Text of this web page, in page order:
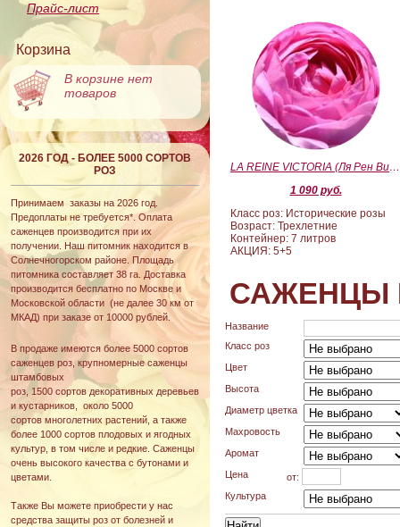
Прайс-лист
Корзина
В корзине нет
товаров
2026 ГОД - БОЛЕЕ 5000 СОРТОВ
РОЗ
Принимаем заказы на 2026 год.
Предоплаты не требуется*. Оплата
саженцев производится при их
получении. Наш питомник находится в
Солнечногорском районе. Площадь
питомника составляет 38 га. Доставка
производится бесплатно по Москве и
Московской области (не далее 30 км от
МКАД) при заказе от 10000 рублей.
В продаже имеются более 5000 сортов
саженцев роз, крупномерные саженцы
штамбовых
роз, 1500 сортов декоративных деревьев
и кустарников, около 5000
сортов многолетних растений, а также
более 1000 сортов плодовых и ягодных
культур, в том числе и редкие. Саженцы
очень высокого качества с бутонами и
цветами.
Также Вы можете приобрести у нас
средства защиты роз от болезней и
LA REINE VICTORIA (Ля Рен Виктория)
1 090 руб.
Класс роз: Исторические розы
Возраст: Трехлетние
Контейнер: 7 литров
АКЦИЯ: 5+5
САЖЕНЦЫ
Название
Класс роз
Цвет
Высота
Диаметр цветка
Махровость
Аромат
Цена
от:
Культура